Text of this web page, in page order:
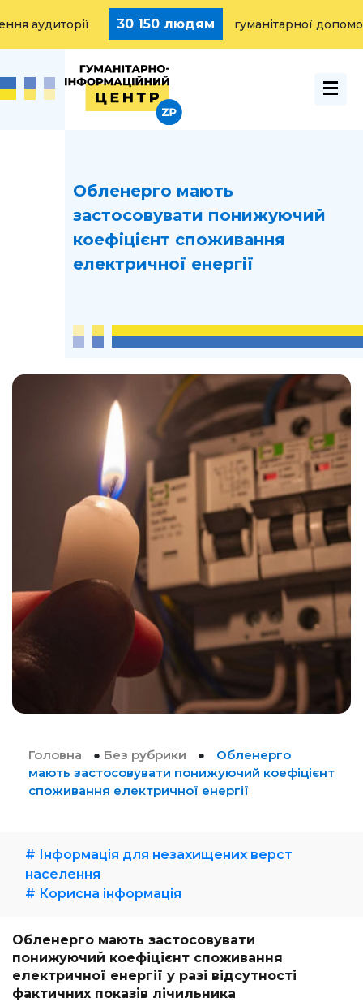
30 150 людям гуманітарної допомоги
Обленерго мають
застосовувати понижуючий
коефіцієнт споживання
електричної енергії
Головна ● Без рубрики ●
Обленерго
мають застосовувати понижуючий коефіцієнт
споживання електричної енергії
# Інформація для незахищених верст
населення
# Корисна інформація
Обленерго мають застосовувати
понижуючий коефіцієнт споживання
електричної енергії у разі відсутності
фактичних показів лічильника